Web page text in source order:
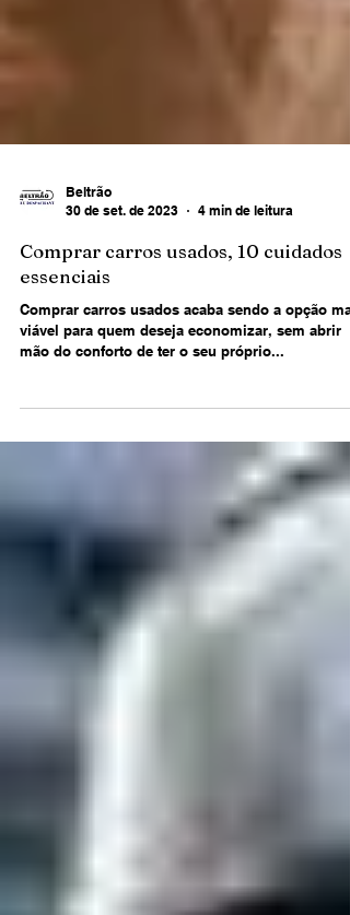
30 de set. de 2023
4 min de leitura
Comprar carros usados, 10 cuidados
essenciais
Comprar carros usados acaba sendo a opção
viável para quem deseja economizar, sem abrir